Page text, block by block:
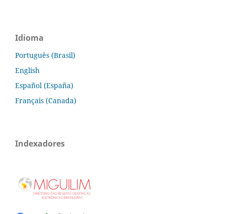
Idioma
Português (Brasil)
English
Español (España)
Français (Canada)
Indexadores